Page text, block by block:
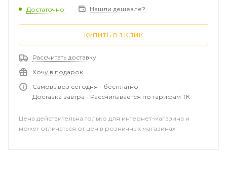
Достаточно Нашли дешевле?
КУПИТЬ В 1 КЛИК
Рассчитать доставку
Хочу в подарок
Самовывоз сегодня - бесплатно
Доставка завтра - Рассчитывается по тарифам ТК
Цена действительна только для интернет-магазина и
может отличаться от цен в розничных магазинах